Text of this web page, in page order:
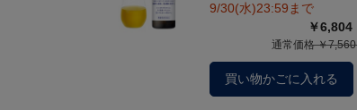
9/30(水)23:59まで
￥6,804
通常価格 ￥7,560
買い物かごに入れる